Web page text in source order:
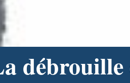
débrouille